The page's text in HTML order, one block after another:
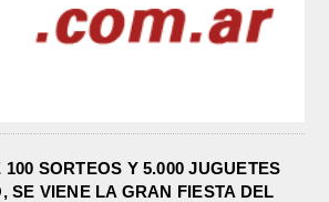
SORTEOS Y 5.000 JUGUETES
SE VIENE LA GRAN FIESTA DEL